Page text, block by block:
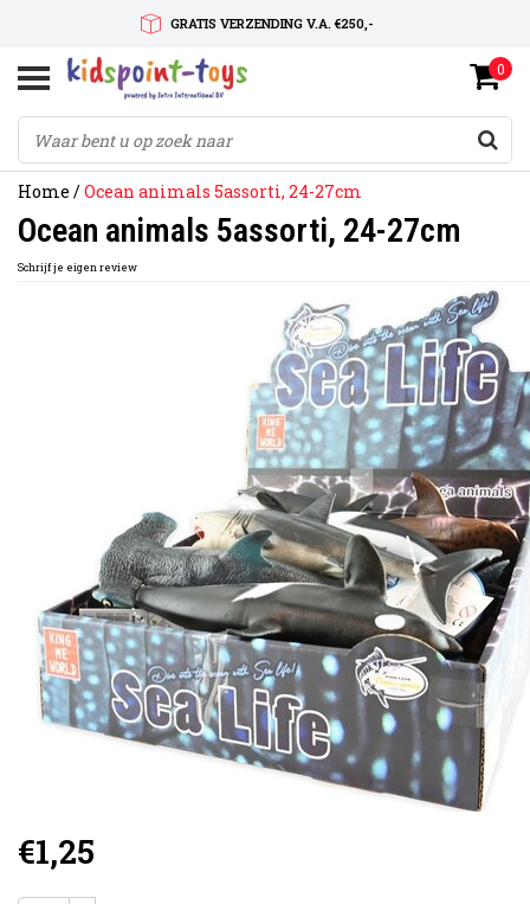
GRATIS VERZENDING V.A. €250,-
SNELLE LEVERTIJD
SERVICE OP MAAT
0
Home /Ocean animals 5assorti, 24-27cm
Ocean animals 5assorti, 24-27cm
Schrijf je eigen review
€1,25